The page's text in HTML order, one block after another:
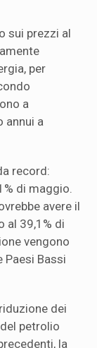
sui prezzi al
per
a
annui a
record:
di maggio.
avere il
al 39,1% di
vengono
Paesi Bassi
dei
petrolio
la